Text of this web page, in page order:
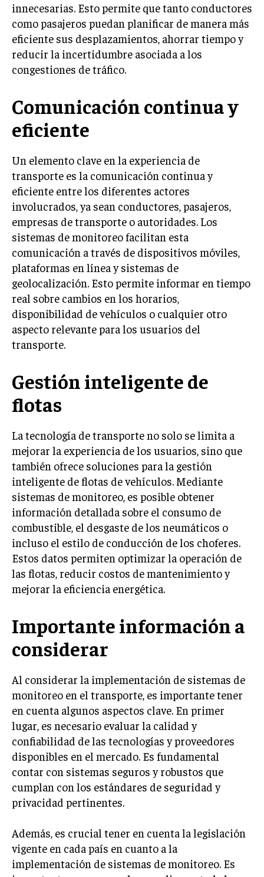
innecesarias. Esto permite que tanto conductores
como pasajeros puedan planificar de manera más
eficiente sus desplazamientos, ahorrar tiempo y
reducir la incertidumbre asociada a los
congestiones de tráfico.
Comunicación continua y
eficiente
Un elemento clave en la experiencia de
transporte es la comunicación continua y
eficiente entre los diferentes actores
involucrados, ya sean conductores, pasajeros,
empresas de transporte o autoridades. Los
sistemas de monitoreo facilitan esta
comunicación a través de dispositivos móviles,
plataformas en línea y sistemas de
geolocalización. Esto permite informar en tiempo
real sobre cambios en los horarios,
disponibilidad de vehículos o cualquier otro
aspecto relevante para los usuarios del
transporte.
Gestión inteligente de
flotas
La tecnología de transporte no solo se limita a
mejorar la experiencia de los usuarios, sino que
también ofrece soluciones para la gestión
inteligente de flotas de vehículos. Mediante
sistemas de monitoreo, es posible obtener
información detallada sobre el consumo de
combustible, el desgaste de los neumáticos o
incluso el estilo de conducción de los choferes.
Estos datos permiten optimizar la operación de
las flotas, reducir costos de mantenimiento y
mejorar la eficiencia energética.
Importante información a
considerar
Al considerar la implementación de sistemas de
monitoreo en el transporte, es importante tener
en cuenta algunos aspectos clave. En primer
lugar, es necesario evaluar la calidad y
confiabilidad de las tecnologías y proveedores
disponibles en el mercado. Es fundamental
contar con sistemas seguros y robustos que
cumplan con los estándares de seguridad y
privacidad pertinentes.
Además, es crucial tener en cuenta la legislación
vigente en cada país en cuanto a la
implementación de sistemas de monitoreo. Es